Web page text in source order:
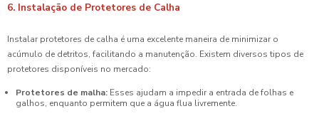
6. Instalação de Protetores de Calha
Instalar protetores de calha é uma excelente maneira de minimizar o
acúmulo de detritos, facilitando a manutenção. Existem diversos tipos de
protetores disponíveis no mercado:
Protetores de malha: Esses ajudam a impedir a entrada de folhas e
galhos, enquanto permitem que a água flua livremente.